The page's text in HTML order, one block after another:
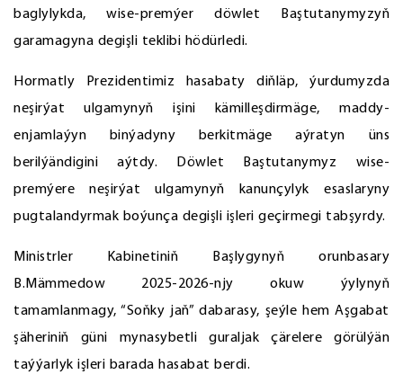
baglylykda, wise-premýer döwlet Baştutanymyzyň
garamagyna degişli teklibi hödürledi.
Hormatly Prezidentimiz hasabaty diňläp, ýurdumyzda
neşirýat ulgamynyň işini kämilleşdirmäge, maddy-
enjamlaýyn binýadyny berkitmäge aýratyn üns
berilýändigini aýtdy. Döwlet Baştutanymyz wise-
premýere neşirýat ulgamynyň kanunçylyk esaslaryny
pugtalandyrmak boýunça degişli işleri geçirmegi tabşyrdy.
Ministrler Kabinetiniň Başlygynyň orunbasary
B.Mämmedow 2025-2026-njy okuw ýylynyň
tamamlanmagy, “Soňky jaň” dabarasy, şeýle hem Aşgabat
şäheriniň güni mynasybetli guraljak çärelere görülýän
taýýarlyk işleri barada hasabat berdi.